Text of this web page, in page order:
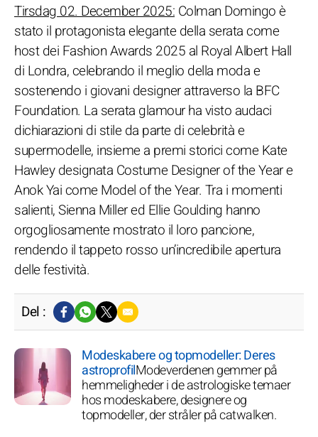
Tirsdag 02. December 2025: Colman Domingo è
stato il protagonista elegante della serata come
host dei Fashion Awards 2025 al Royal Albert Hall
di Londra, celebrando il meglio della moda e
sostenendo i giovani designer attraverso la BFC
Foundation. La serata glamour ha visto audaci
dichiarazioni di stile da parte di celebrità e
supermodelle, insieme a premi storici come Kate
Hawley designata Costume Designer of the Year e
Anok Yai come Model of the Year. Tra i momenti
salienti, Sienna Miller ed Ellie Goulding hanno
orgogliosamente mostrato il loro pancione,
rendendo il tappeto rosso un’incredibile apertura
delle festività.
Del :
Modeskabere og topmodeller: Deres
astroprofilModeverdenen gemmer på
hemmeligheder i de astrologiske temaer
hos modeskabere, designere og
topmodeller, der stråler på catwalken.